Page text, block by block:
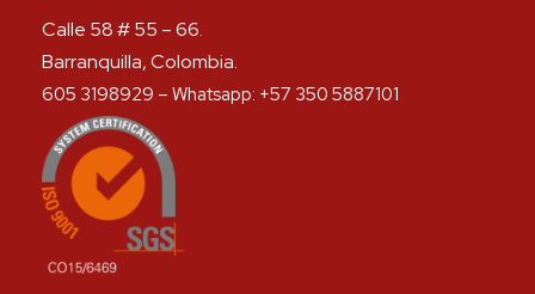
Calle 58 # 55 – 66.
Barranquilla, Colombia.
605 3198929 – Whatsapp: +57 350 5887101